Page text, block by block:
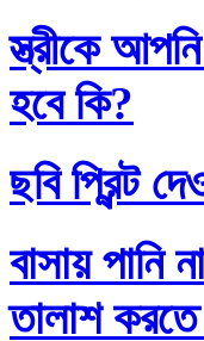
স্ত্রীকে
হবে কি?
ছবি প্রিন্ট
বাসায় পানি
তালাশ